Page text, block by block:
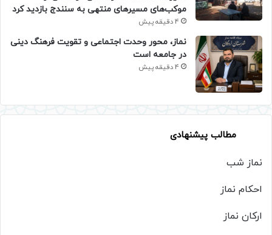
موکب‌های مسیرهای منتهی به سنندج بازدید کرد
4 دقیقه پیش
نماز، محور وحدت اجتماعی و تقویت فرهنگ دینی
در جامعه است
4 دقیقه پیش
مطالب پیشنهادی
نماز شب
احکام نماز
ارکان نماز